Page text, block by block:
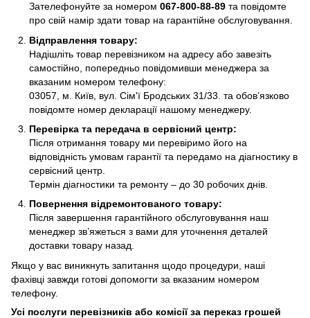
Зателефонуйте за номером 067-800-88-89 та повідомте
про свій намір здати товар на гарантійне обслуговування.
Відправлення товару:
Надішліть товар перевізником на адресу або завезіть
самостійно, попередньо повідомивши менеджера за
вказаним номером телефону:
03057, м. Київ, вул. Сім'ї Бродських 31/33. та обов’язково
повідомте номер декларації нашому менеджеру.
Перевірка та передача в сервісний центр:
Після отримання товару ми перевіримо його на
відповідність умовам гарантії та передамо на діагностику в
сервісний центр.
Термін діагностики та ремонту – до 30 робочих днів.
Повернення відремонтованого товару:
Після завершення гарантійного обслуговування наш
менеджер зв’яжеться з вами для уточнення деталей
доставки товару назад.
Якщо у вас виникнуть запитання щодо процедури, наші
фахівці завжди готові допомогти за вказаним номером
телефону.
Усі послуги перевізників або комісії за переказ грошей